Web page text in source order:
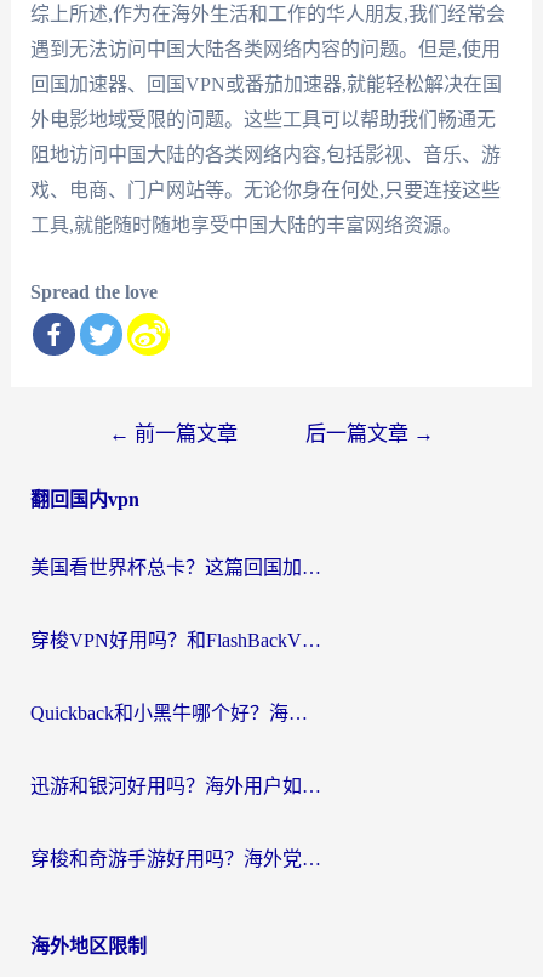
综上所述,作为在海外生活和工作的华人朋友,我们经常会
遇到无法访问中国大陆各类网络内容的问题。但是,使用
回国加速器、回国VPN或番茄加速器,就能轻松解决在国
外电影地域受限的问题。这些工具可以帮助我们畅通无
阻地访问中国大陆的各类网络内容,包括影视、音乐、游
戏、电商、门户网站等。无论你身在何处,只要连接这些
工具,就能随时随地享受中国大陆的丰富网络资源。
Spread the love
导
← 前一篇文章 后一篇文章 →
翻回国内vpn
美国看世界杯总卡？这篇回国加速器指南帮你无缝刷国内资源（附苹果手机VPN设置步骤）
穿梭VPN好用吗？和FlashBackVPN对比哪个回国效果更好？
Quickback和小黑牛哪个好？海外党亲测指南，选对回国加速器秒回国内
迅游和银河好用吗？海外用户如何选择回国加速器实现无缝访问国内资源
穿梭和奇游手游好用吗？海外党亲测3款回国加速器，附蜜蜂加速器七天试用攻略
海外地区限制